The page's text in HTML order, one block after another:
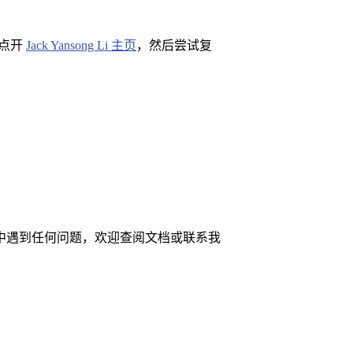
开 Jack Yansong Li 主页，然后尝试复
到任何问题，欢迎查阅文档或联系我